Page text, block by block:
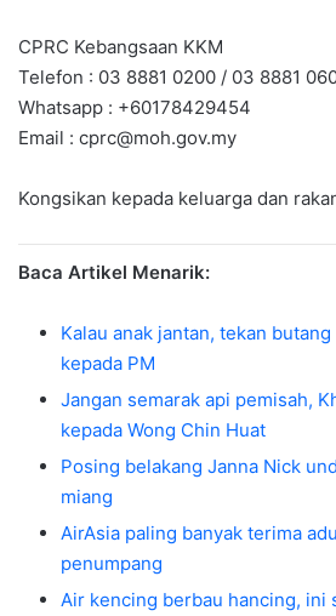
CPRC Kebangsaan KKM
Telefon : 03 8881 0200 / 03 8881
Whatsapp : +60178429454
Email : cprc@moh.gov.my
Kongsikan kepada keluarga dan
Baca Artikel Menarik:
Kalau anak jantan, tekan
kepada PM
Jangan semarak api pemisah,
kepada Wong Chin Huat
Posing belakang Janna Nick
miang
AirAsia paling banyak terima
penumpang
Air kencing berbau hancing, ini